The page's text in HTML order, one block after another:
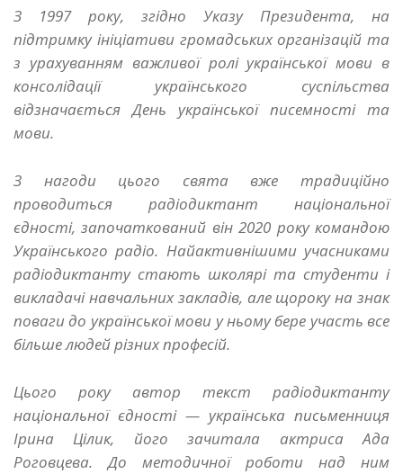
З 1997 року, згідно Указу Президента, на
підтримку ініціативи громадських організацій та
з урахуванням важливої ролі української мови в
консолідації українського суспільства
відзначається День української писемності та
мови.
З нагоди цього свята вже традиційно
проводиться радіодиктант національної
єдності, започаткований він 2020 року командою
Українського радіо. Найактивнішими учасниками
радіодиктанту стають школярі та студенти і
викладачі навчальних закладів, але щороку на знак
поваги до української мови у ньому бере участь все
більше людей різних професій.
Цього року автор текст радіодиктанту
національної єдності — українська письменниця
Ірина Цілик, його зачитала актриса Ада
Роговцева. До методичної роботи над ним